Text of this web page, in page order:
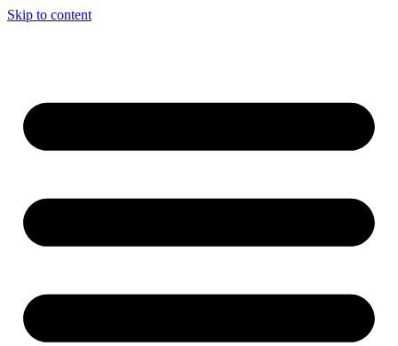
Skip to content